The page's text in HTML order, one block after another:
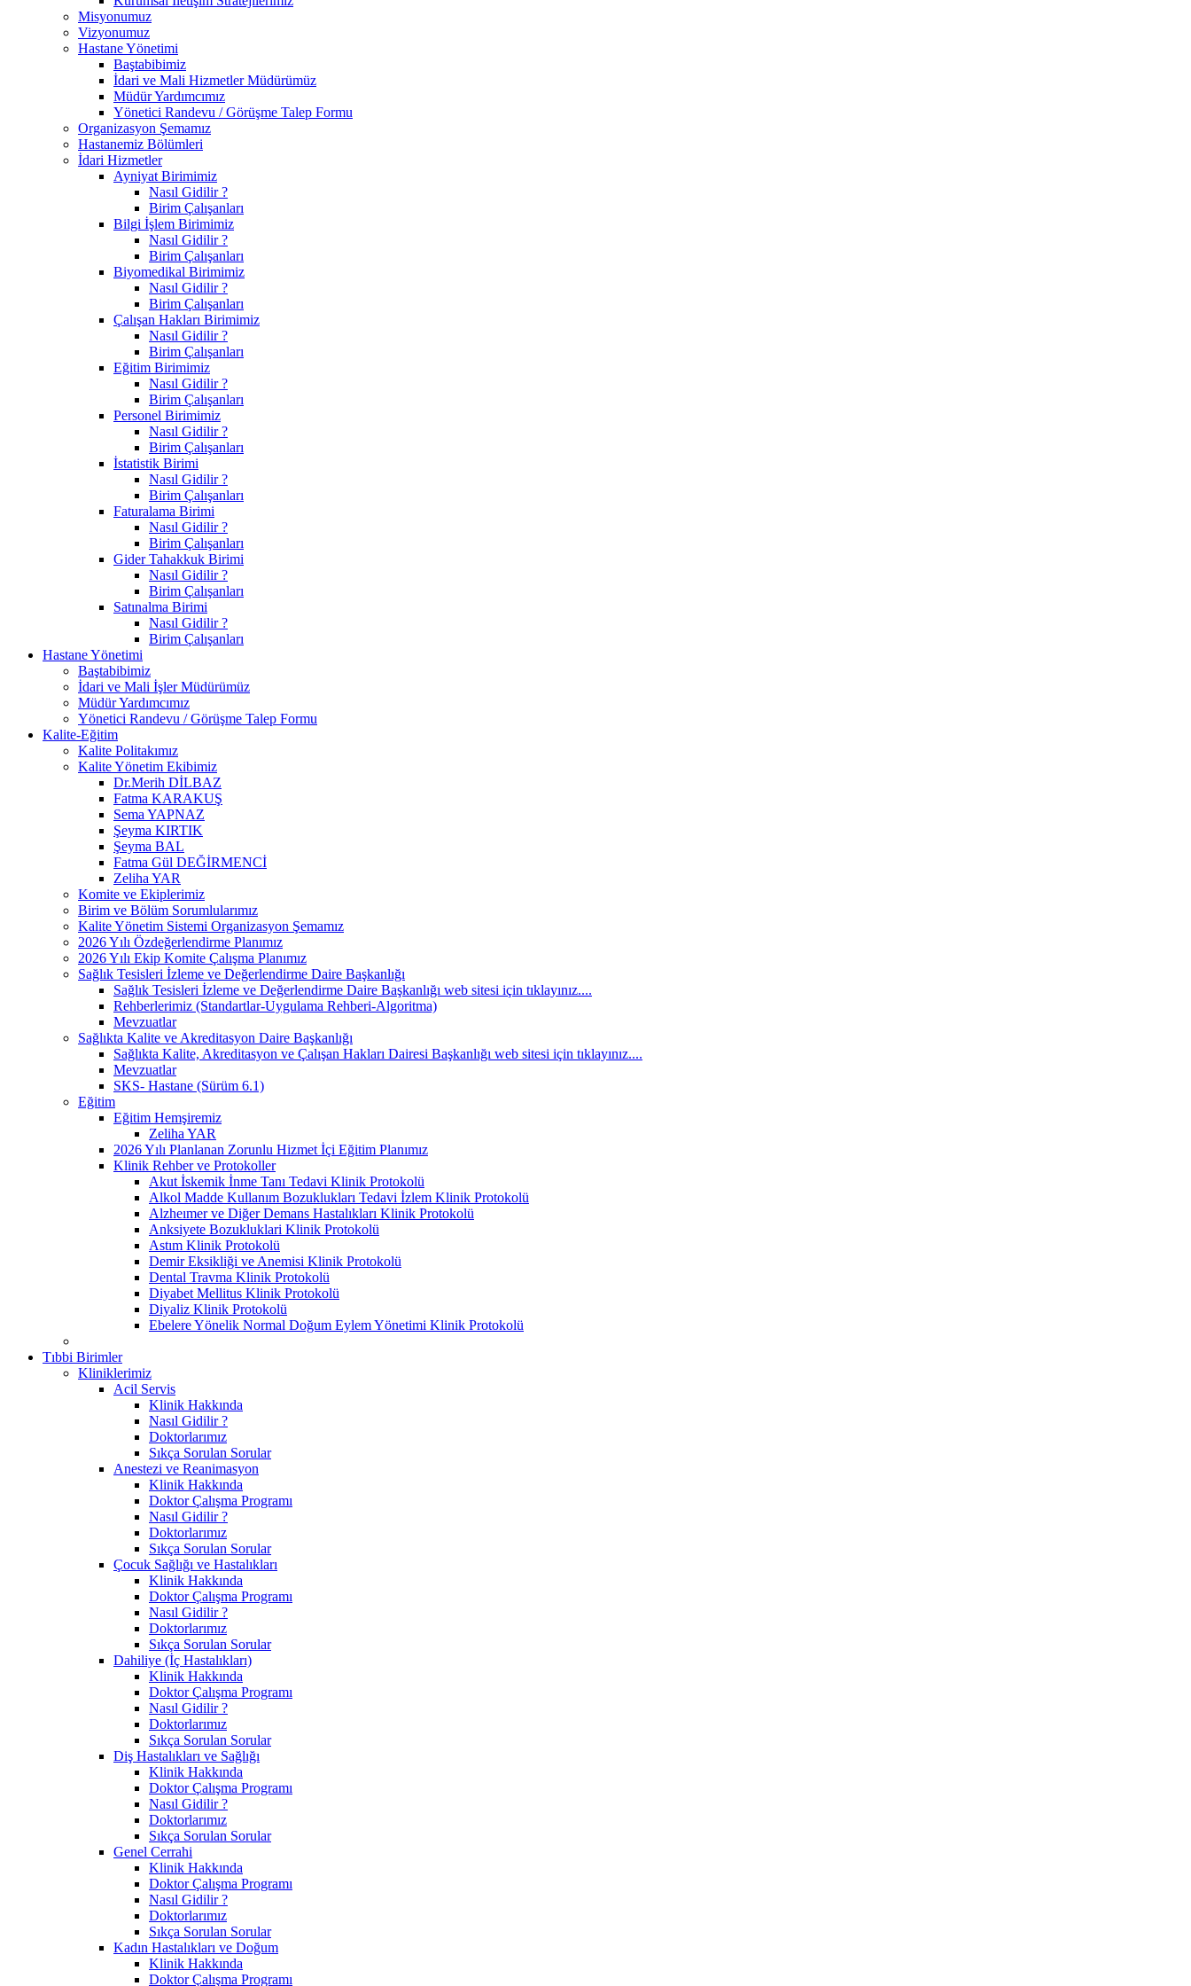
Misyonumuz
Vizyonumuz
Hastane Yönetimi
Baştabibimiz
İdari ve Mali Hizmetler Müdürümüz
Müdür Yardımcımız
Yönetici Randevu / Görüşme Talep Formu
Organizasyon Şemamız
Hastanemiz Bölümleri
İdari Hizmetler
Ayniyat Birimimiz
Nasıl Gidilir ?
Birim Çalışanları
Bilgi İşlem Birimimiz
Nasıl Gidilir ?
Birim Çalışanları
Biyomedikal Birimimiz
Nasıl Gidilir ?
Birim Çalışanları
Çalışan Hakları Birimimiz
Nasıl Gidilir ?
Birim Çalışanları
Eğitim Birimimiz
Nasıl Gidilir ?
Birim Çalışanları
Personel Birimimiz
Nasıl Gidilir ?
Birim Çalışanları
İstatistik Birimi
Nasıl Gidilir ?
Birim Çalışanları
Faturalama Birimi
Nasıl Gidilir ?
Birim Çalışanları
Gider Tahakkuk Birimi
Nasıl Gidilir ?
Birim Çalışanları
Satınalma Birimi
Nasıl Gidilir ?
Birim Çalışanları
Hastane Yönetimi
Baştabibimiz
İdari ve Mali İşler Müdürümüz
Müdür Yardımcımız
Yönetici Randevu / Görüşme Talep Formu
Kalite-Eğitim
Kalite Politakımız
Kalite Yönetim Ekibimiz
Dr.Merih DİLBAZ
Fatma KARAKUŞ
Sema YAPNAZ
Şeyma KIRTIK
Şeyma BAL
Fatma Gül DEĞİRMENCİ
Zeliha YAR
Komite ve Ekiplerimiz
Birim ve Bölüm Sorumlularımız
Kalite Yönetim Sistemi Organizasyon Şemamız
2026 Yılı Özdeğerlendirme Planımız
2026 Yılı Ekip Komite Çalışma Planımız
Sağlık Tesisleri İzleme ve Değerlendirme Daire Başkanlığı
Sağlık Tesisleri İzleme ve Değerlendirme Daire Başkanlığı web sitesi için tıklayınız....
Rehberlerimiz (Standartlar-Uygulama Rehberi-Algoritma)
Mevzuatlar
Sağlıkta Kalite ve Akreditasyon Daire Başkanlığı
Sağlıkta Kalite, Akreditasyon ve Çalışan Hakları Dairesi Başkanlığı web sitesi için tıklayınız....
Mevzuatlar
SKS- Hastane (Sürüm 6.1)
Eğitim
Eğitim Hemşiremiz
Zeliha YAR
2026 Yılı Planlanan Zorunlu Hizmet İçi Eğitim Planımız
Klinik Rehber ve Protokoller
Akut İskemik İnme Tanı Tedavi Klinik Protokolü
Alkol Madde Kullanım Bozuklukları Tedavi İzlem Klinik Protokolü
Alzheımer ve Diğer Demans Hastalıkları Klinik Protokolü
Anksiyete Bozukluklari Klinik Protokolü
Astım Klinik Protokolü
Demir Eksikliği ve Anemisi Klinik Protokolü
Dental Travma Klinik Protokolü
Diyabet Mellitus Klinik Protokolü
Diyaliz Klinik Protokolü
Ebelere Yönelik Normal Doğum Eylem Yönetimi Klinik Protokolü
Tıbbi Birimler
Kliniklerimiz
Acil Servis
Klinik Hakkında
Nasıl Gidilir ?
Doktorlarımız
Sıkça Sorulan Sorular
Anestezi ve Reanimasyon
Klinik Hakkında
Doktor Çalışma Programı
Nasıl Gidilir ?
Doktorlarımız
Sıkça Sorulan Sorular
Çocuk Sağlığı ve Hastalıkları
Klinik Hakkında
Doktor Çalışma Programı
Nasıl Gidilir ?
Doktorlarımız
Sıkça Sorulan Sorular
Dahiliye (İç Hastalıkları)
Klinik Hakkında
Doktor Çalışma Programı
Nasıl Gidilir ?
Doktorlarımız
Sıkça Sorulan Sorular
Diş Hastalıkları ve Sağlığı
Klinik Hakkında
Doktor Çalışma Programı
Nasıl Gidilir ?
Doktorlarımız
Sıkça Sorulan Sorular
Genel Cerrahi
Klinik Hakkında
Doktor Çalışma Programı
Nasıl Gidilir ?
Doktorlarımız
Sıkça Sorulan Sorular
Kadın Hastalıkları ve Doğum
Klinik Hakkında
Doktor Çalışma Programı